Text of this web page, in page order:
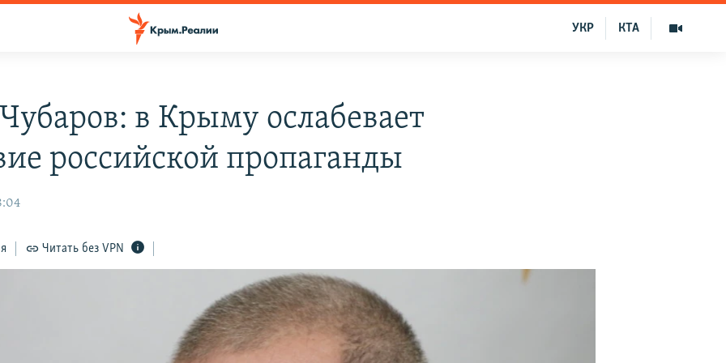
КТА
УКР
в Крыму ослабевает
российской пропаганды
Читать без VPN